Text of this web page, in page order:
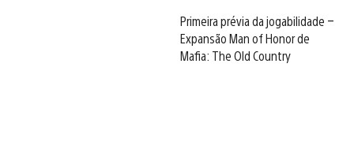
Primeira prévia da jogabilidade –
Expansão Man of Honor de
Mafia: The Old Country